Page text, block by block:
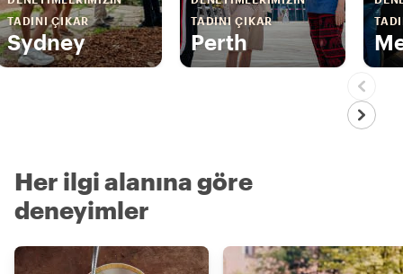
TADINI ÇIKAR
Sydney
TADINI ÇIKAR
Perth
Her ilgi alanına göre
deneyimler